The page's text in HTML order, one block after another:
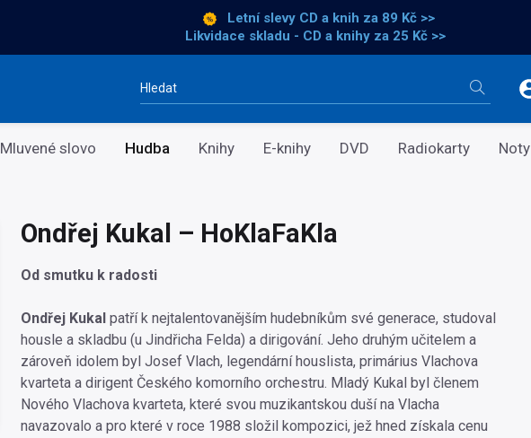
Letní slevy CD a knih za 89 Kč >>
Likvidace skladu - CD a knihy za 25 Kč >>
Vyhledávání
Mluvené slovo Hudba Knihy E-knihy DVD Radiokarty Noty
Ondřej Kukal – HoKlaFaKla
Od smutku k radosti
Ondřej Kukalpatří k nejtalentovanějším hudebníkům své generace, studoval
housle a skladbu (u Jindřicha Felda) a dirigování. Jeho druhým učitelem a
zároveň idolem byl Josef Vlach, legendární houslista, primárius Vlachova
kvarteta a dirigent Českého komorního orchestru. Mladý Kukal byl členem
Nového Vlachova kvarteta, které svou muzikantskou duší na Vlacha
navazovalo a pro které v roce 1988 složil kompozici, jež hned získala cenu